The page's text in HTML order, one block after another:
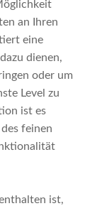
an Ihren
eine
dienen,
oder um
Level zu
ist es
feinen
ist,